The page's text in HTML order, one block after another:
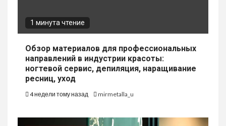
1 минута чтение
Обзор материалов для профессиональных
направлений в индустрии красоты:
ногтевой сервис, депиляция, наращивание
ресниц, уход
4 недели тому назад mirmetalla_u